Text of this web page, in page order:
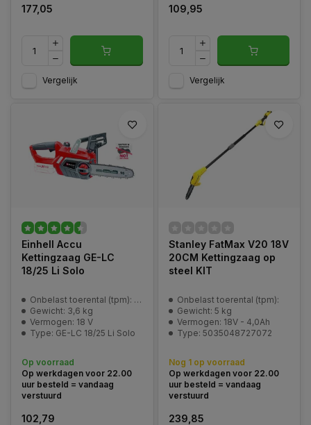
177,05
Vergelijk
109,95
Vergelijk
Einhell Accu
Kettingzaag GE-LC
18/25 Li Solo
Onbelast toerental (tpm): 2400 min^-1
Gewicht: 3,6 kg
Vermogen: 18 V
Type: GE-LC 18/25 Li Solo
Op voorraad
Op werkdagen voor 22.00
uur besteld = vandaag
verstuurd
102,79
Stanley FatMax V20 18V
20CM Kettingzaag op
steel KIT
Onbelast toerental (tpm):
Gewicht: 5 kg
Vermogen: 18V - 4,0Ah
Type: 5035048727072
Nog 1 op voorraad
Op werkdagen voor 22.00
uur besteld = vandaag
verstuurd
239,85